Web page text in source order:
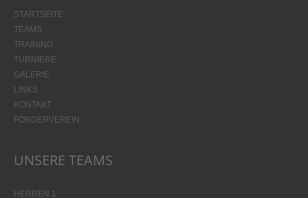
STARTSEITE
TEAMS
TRAINING
TURNIERE
GALERIE
LINKS
KONTAKT
FÖRDERVEREIN
UNSERE TEAMS
HERREN 1